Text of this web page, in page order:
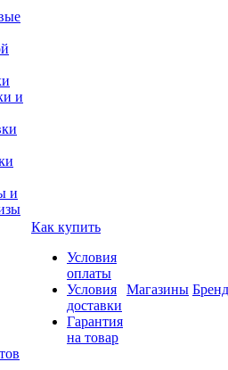
и
и
Как купить
Условия
оплаты
Условия
доставки
Гарантия
на товар
Магазины